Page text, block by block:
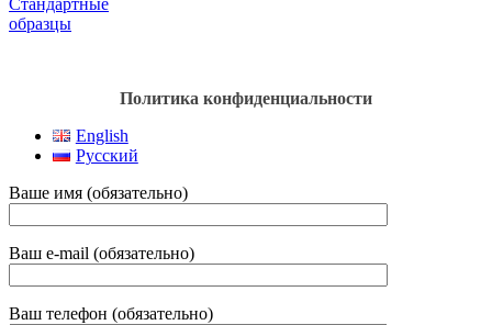
Стандартные
образцы
Политика конфиденциальности
English
Русский
Ваше имя (обязательно)
Ваш e-mail (обязательно)
Ваш телефон (обязательно)